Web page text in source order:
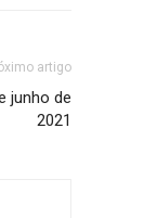
artigo
junho de
2021